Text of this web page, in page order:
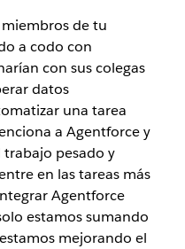
de tu
a codo con
con sus colegas
datos
una tarea
a Agentforce y
pesado y
en las tareas más
Agentforce
estamos sumando
mejorando el